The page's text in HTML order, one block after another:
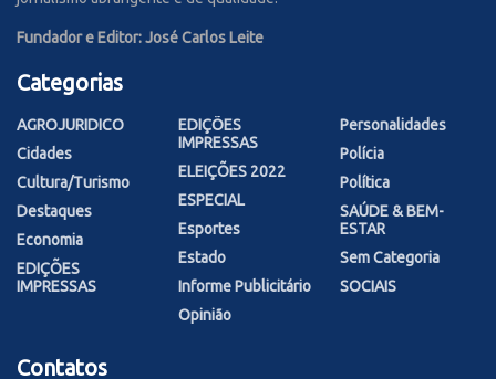
Fundador e Editor: José Carlos Leite
Categorias
AGROJURIDICO
Cidades
Cultura/Turismo
Destaques
Economia
EDIÇÕES
IMPRESSAS
EDIÇÕES
IMPRESSAS
ELEIÇÕES 2022
ESPECIAL
Esportes
Estado
Informe Publicitário
Opinião
Personalidades
Polícia
Política
SAÚDE & BEM-
ESTAR
Sem Categoria
SOCIAIS
Contatos